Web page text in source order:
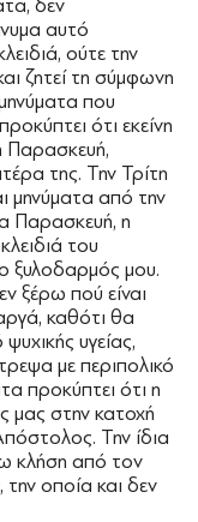
δεν
αυτό
ούτε την
ζητεί τη σύμφωνη
που
ότι εκείνη
Παρασκευή,
της. Την Τρίτη
μηνύματα από την
Παρασκευή, η
του
ξυλοδαρμός μου.
ξέρω πού είναι
καθότι θα
υγείας,
με περιπολικό
προκύπτει ότι η
μας στην κατοχή
Την ίδια
κλήση από τον
οποία και δεν